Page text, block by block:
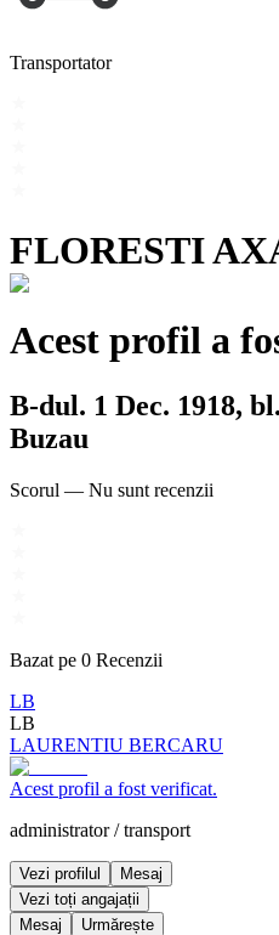
Transportator
FLORESTI
Acest profil a
B-dul. 1 Dec. 1918,
Buzau
Scorul — Nu sunt recenzii
Bazat pe 0 Recenzii
LB
LB
LAURENTIU BERCARU
Acest profil a fost verificat.
administrator/transport
Vezi profilul
Mesaj
Vezi toți angajații
Mesaj
Urmărește